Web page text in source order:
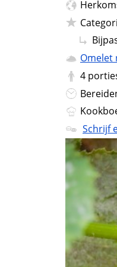
Omelet
4
Schrijf